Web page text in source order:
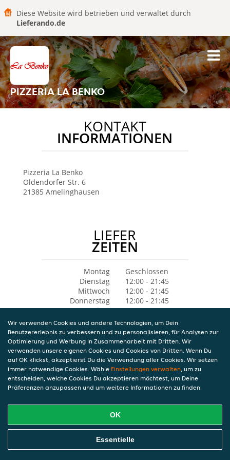
Diese Website wird betrieben und verwaltet durch
Lieferando.de
PIZZERIA LA BENKO
KONTAKT
INFORMATIONEN
Pizzeria La Benko
Oldendorfer Str. 6
21385 Amelinghausen
LIEFER
ZEITEN
Montag
Geschlossen
Dienstag
12:00 - 21:45
Mittwoch
12:00 - 21:45
Donnerstag
12:00 - 21:45
Freitag
12:00 - 22:00
Samstag
13:00 - 22:00
Sonntag
13:00 - 22:00
Wir verwenden Cookies und andere Technologien, um Dein
Benutzererlebnis zu verbessern und zu personalisieren, für Analysen zur
Optimierung und Werbung in Zusammenarbeit mit Dritten. Wir
verwenden unsere eigenen Cookies und Cookies von Dritten. Wenn Du
auf OK klickst, akzeptierst Du die Verwendung aller Cookies. Wir setzen
immer notwendige Cookies. Wähle Einstellungen verwalten, um zu
entscheiden, welche Cookies Du akzeptieren möchtest, um Deine
Präferenzen anzupassen und um weitere Informationen zu finden.
OK
Essentielle